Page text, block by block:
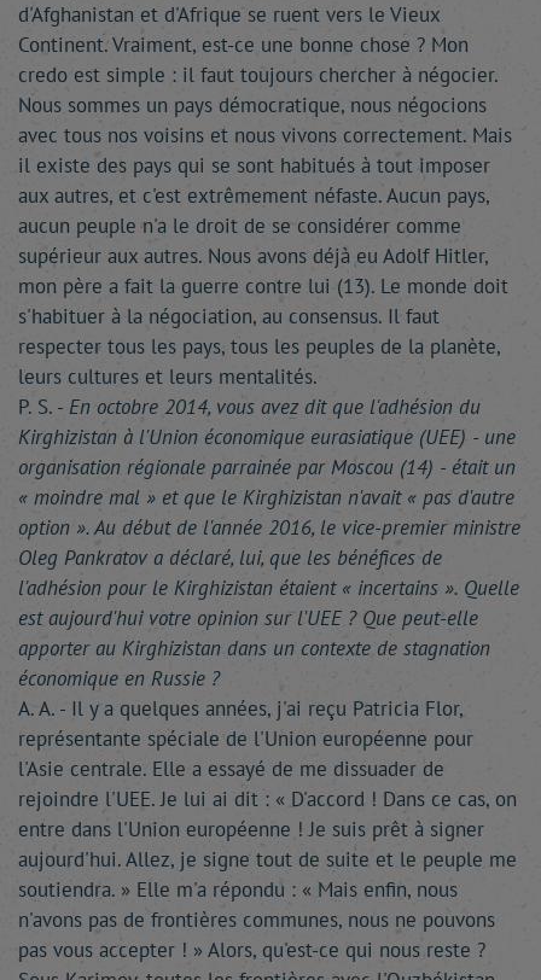
d'Afghanistan et d'Afrique se ruent vers le Vieux
Continent. Vraiment, est-ce une bonne chose ? Mon
credo est simple : il faut toujours chercher à négocier.
Nous sommes un pays démocratique, nous négocions
avec tous nos voisins et nous vivons correctement. Mais
il existe des pays qui se sont habitués à tout imposer
aux autres, et c'est extrêmement néfaste. Aucun pays,
aucun peuple n'a le droit de se considérer comme
supérieur aux autres. Nous avons déjà eu Adolf Hitler,
mon père a fait la guerre contre lui (13). Le monde doit
s'habituer à la négociation, au consensus. Il faut
respecter tous les pays, tous les peuples de la planète,
leurs cultures et leurs mentalités.
P. S. - En octobre 2014, vous avez dit que l'adhésion du
Kirghizistan à l'Union économique eurasiatique (UEE) - une
organisation régionale parrainée par Moscou (14) - était un
« moindre mal » et que le Kirghizistan n'avait « pas d'autre
option ». Au début de l'année 2016, le vice-premier ministre
Oleg Pankratov a déclaré, lui, que les bénéfices de
l'adhésion pour le Kirghizistan étaient « incertains ». Quelle
est aujourd'hui votre opinion sur l'UEE ? Que peut-elle
apporter au Kirghizistan dans un contexte de stagnation
économique en Russie ?
A. A. - Il y a quelques années, j'ai reçu Patricia Flor,
représentante spéciale de l'Union européenne pour
l'Asie centrale. Elle a essayé de me dissuader de
rejoindre l'UEE. Je lui ai dit : « D'accord ! Dans ce cas, on
entre dans l'Union européenne ! Je suis prêt à signer
aujourd'hui. Allez, je signe tout de suite et le peuple me
soutiendra. » Elle m'a répondu : « Mais enfin, nous
n'avons pas de frontières communes, nous ne pouvons
pas vous accepter ! » Alors, qu'est-ce qui nous reste ?